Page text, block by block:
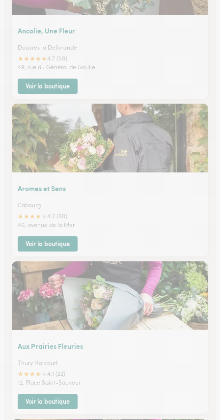
Ancolie, Une Fleur
Douvres la Delivrande
★★★★★4.7 (58)
49, rue du Général de Gaulle
Voir la boutique
Aromes et Sens
Cabourg
★★★★
4.2 (60)
40, avenue de la Mer
Voir la boutique
Aux Prairies Fleuries
Thury Harcourt
★★★★
4.1 (22)
12, Place Saint-Sauveur
Voir la boutique